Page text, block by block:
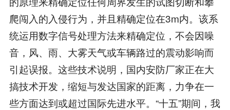
爬闯入的入侵行为，并且精确定位在3m内。该系
统运用数字信号处理方法来精确定位，不会因噪
音，风、雨、大雾天气或车辆路过的震动影响而
引起误报。这些技术说明，国内安防厂家正在大
搞技术开发，缩短与发达国家的距离，力争在一
些方面达到或超过国际先进水平。“十五”期间，我